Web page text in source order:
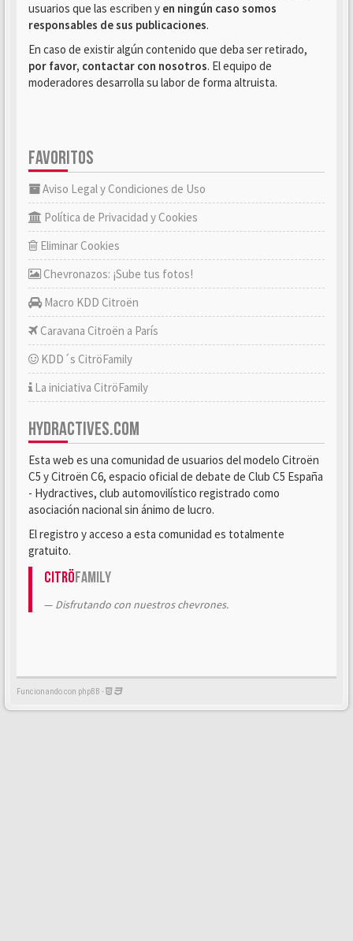
usuarios que las escriben y en ningún caso somos
responsables de sus publicaciones.
En caso de existir algún contenido que deba ser retirado,
por favor, contactar con nosotros. El equipo de
moderadores desarrolla su labor de forma altruista.
FAVORITOS
Aviso Legal y Condiciones de Uso
Política de Privacidad y Cookies
Eliminar Cookies
Chevronazos: ¡Sube tus fotos!
Macro KDD Citroën
Caravana Citroën a París
KDD´s CitröFamily
La iniciativa CitröFamily
HYDRACTIVES.COM
Esta web es una comunidad de usuarios del modelo Citroën
C5 y Citroën C6, espacio oficial de debate de Club C5 España
- Hydractives, club automovilístico registrado como
asociación nacional sin ánimo de lucro.
El registro y acceso a esta comunidad es totalmente
gratuito.
CitröFamily
Disfrutando con nuestros chevrones.
Funcionando con phpBB -